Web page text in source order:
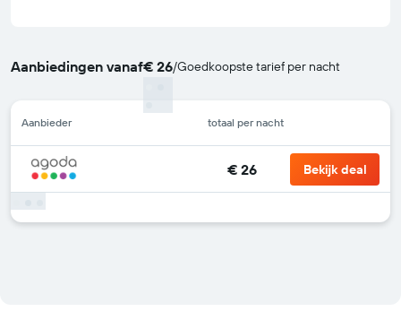
Aanbiedingen vanaf€ 26/Goedkoopste tarief per nacht
Aanbieder totaal per nacht
€ 26 Bekijk deal